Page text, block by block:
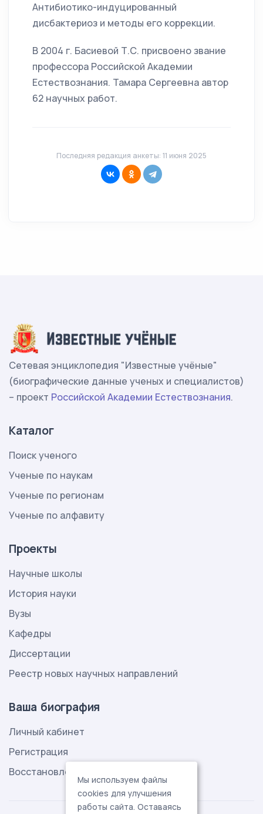
Антибиотико-индуцированный
дисбактериоз и методы его коррекции.
В 2004 г. Басиевой Т.С. присвоено звание
профессора Российской Академии
Естествознания. Тамара Сергеевна автор
62 научных работ.
Последняя редакция анкеты: 11 июня 2025
Сетевая энциклопедия "Известные учёные"
(биографические данные ученых и специалистов)
– проект Российской Академии Естествознания.
Каталог
Поиск ученого
Ученые по наукам
Ученые по регионам
Ученые по алфавиту
Проекты
Научные школы
История науки
Вузы
Кафедры
Диссертации
Реестр новых научных направлений
Ваша биография
Личный кабинет
Регистрация
Восстановление пароля
Мы используем файлы
cookies для улучшения
работы сайта. Оставаясь